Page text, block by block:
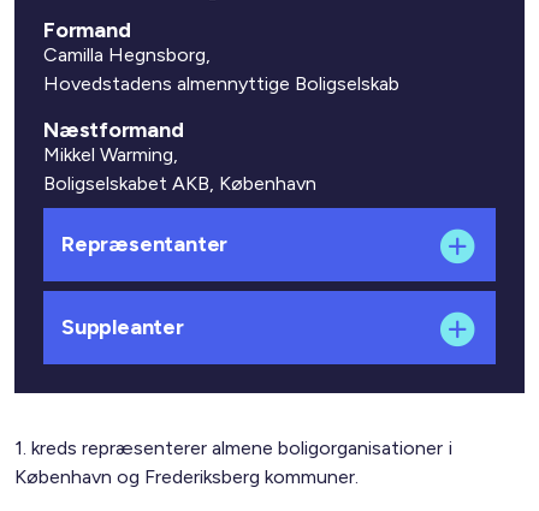
1. kreds repræsenterer almene boligorganisationer i
København og Frederiksberg kommuner.
Formand
Camilla Hegnsborg,
Hovedstadens almennyttige Boligselskab
Næstformand
Mikkel Warming,
Boligselskabet AKB, København
Repræsentanter
Suppleanter